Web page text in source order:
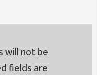
will not be
fields are